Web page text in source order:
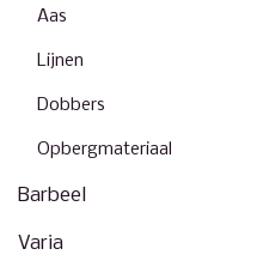
Aas
Lijnen
Dobbers
Opbergmateriaal
Barbeel
Varia